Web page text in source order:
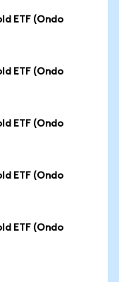
ETF (Ondo
ETF (Ondo
ETF (Ondo
ETF (Ondo
ETF (Ondo